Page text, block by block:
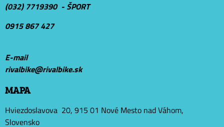
(032) 7719390 - ŠPORT
0915 867 427
E-mail
rivalbike@rivalbike.sk
MAPA
Hviezdoslavova 20, 915 01 Nové Mesto nad Váhom,
Slovensko